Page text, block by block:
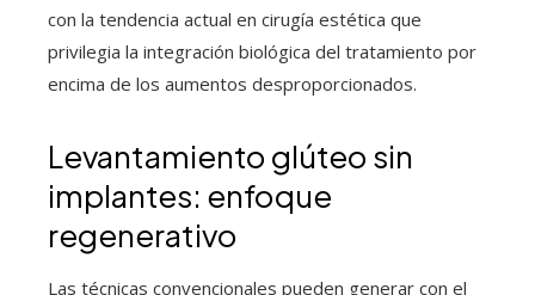
con la tendencia actual en cirugía estética que
privilegia la integración biológica del tratamiento por
encima de los aumentos desproporcionados.
Levantamiento glúteo sin
implantes: enfoque
regenerativo
Las técnicas convencionales pueden generar con el